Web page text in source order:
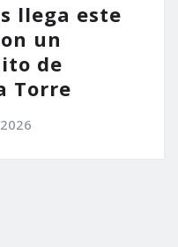
llega este
un
de
Torre